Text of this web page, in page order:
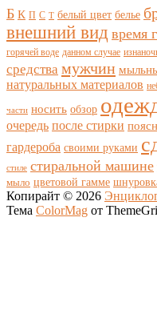
Б К П С Т белый цвет белье
внешний вид время
горячей воде данном случае
средства мужчин
натуральных материалов
части носить обзор
очередь после стирки
гардероба своими руками
стиле стиральной машине
мыло цветовой гамме
Копирайт © 2026
Тема ColorMag от